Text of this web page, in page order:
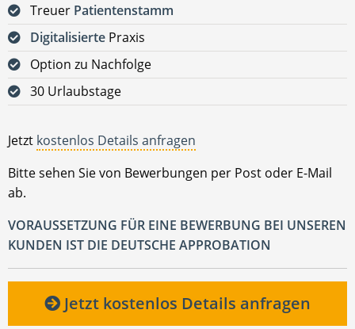
Treuer Patientenstamm
Digitalisierte Praxis
Option zu Nachfolge
30 Urlaubstage
Jetzt kostenlos Details anfragen
Bitte sehen Sie von Bewerbungen per Post oder E-Mail
ab.
VORAUSSETZUNG FÜR EINE BEWERBUNG BEI UNSEREN
KUNDEN IST DIE DEUTSCHE APPROBATION
Jetzt kostenlos Details anfragen